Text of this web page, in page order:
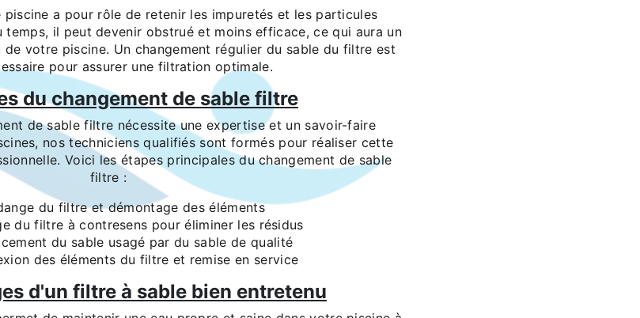
a pour rôle de retenir les impuretés et les particules
temps, il peut devenir obstrué et moins efficace, ce qui aura un
votre piscine. Un changement régulier du sable du filtre est
pour assurer une filtration optimale.
du changement de sable filtre
de sable filtre nécessite une expertise et un savoir-faire
nos techniciens qualifiés sont formés pour réaliser cette
Voici les étapes principales du changement de sable
filtre :
du filtre et démontage des éléments
du filtre à contresens pour éliminer les résidus
du sable usagé par du sable de qualité
des éléments du filtre et remise en service
d'un filtre à sable bien entretenu